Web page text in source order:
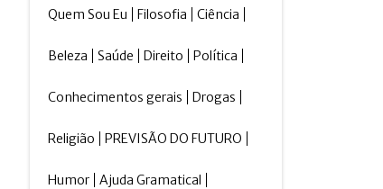
Quem Sou Eu Filosofia Ciência
Beleza Saúde Direito Política
Conhecimentos gerais Drogas
Religião PREVISÃO DO FUTURO
Humor Ajuda Gramatical